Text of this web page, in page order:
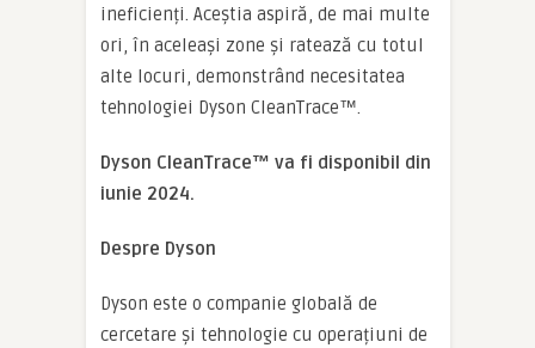
ineficienți. Aceștia aspiră, de mai multe
ori, în aceleași zone și ratează cu totul
alte locuri, demonstrând necesitatea
tehnologiei Dyson CleanTrace™.
Dyson CleanTrace™ va fi disponibil din
iunie 2024.
Despre Dyson
Dyson este o companie globală de
cercetare și tehnologie cu operațiuni de